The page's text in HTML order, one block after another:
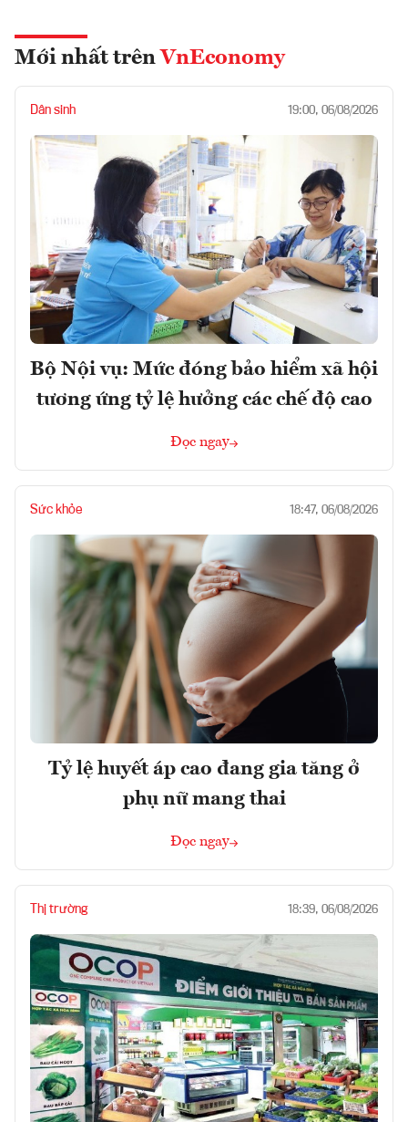
Mới nhất trên VnEconomy
Dân sinh 19:00, 06/08/2026
Bộ Nội vụ: Mức đóng bảo hiểm xã hội
tương ứng tỷ lệ hưởng các chế độ cao
Đọc ngay
Sức khỏe 18:47, 06/08/2026
Tỷ lệ huyết áp cao đang gia tăng ở
phụ nữ mang thai
Đọc ngay
Thị trường 18:39, 06/08/2026